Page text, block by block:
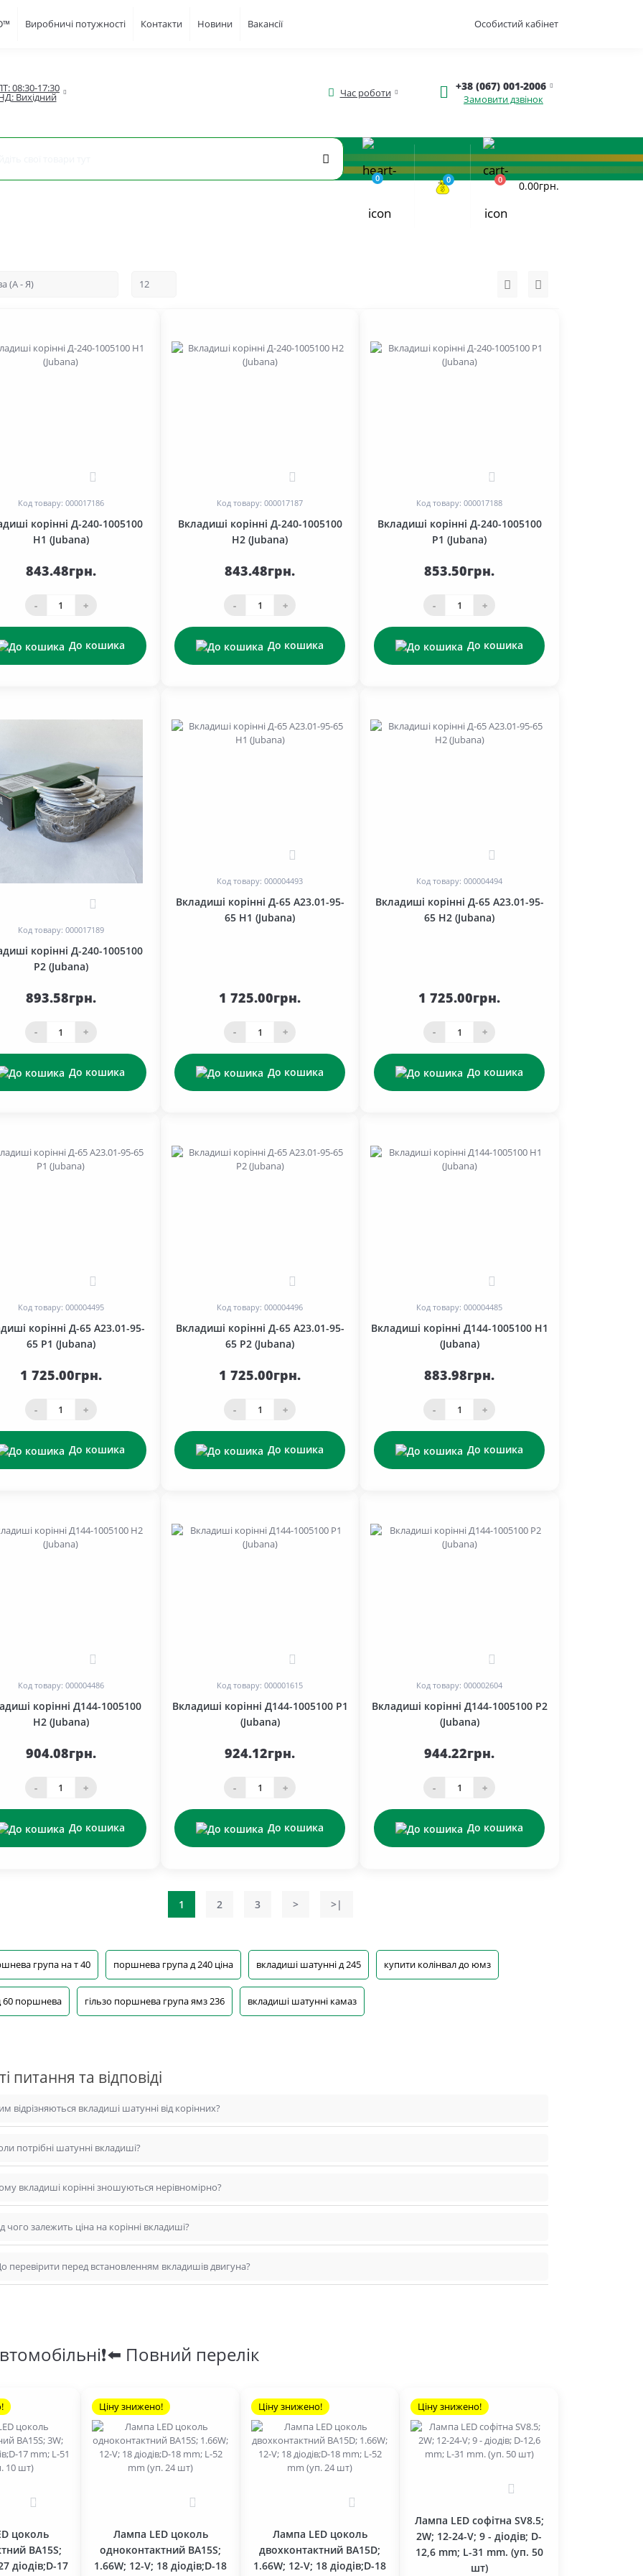
Виробничі потужності Контакти Новини Вакансії Особистий кабінет
08:30-17:30
Вихідний Час роботи +38 (067) 001-2006
Замовити дзвінок
0 0 0 0.00грн.
Код товару: 000017186
корінні Д-240-1005100
Н1 (Jubana)
843.48грн.
- +
До кошика
Код товару: 000017187
Вкладиші корінні Д-240-1005100
Н2 (Jubana)
843.48грн.
- +
До кошика
Код товару: 000017188
Вкладиші корінні Д-240-1005100
Р1 (Jubana)
853.50грн.
- +
До кошика
0
Код товару: 000017189
корінні Д-240-1005100
Р2 (Jubana)
893.58грн.
- +
До кошика
0
Код товару: 000004493
Вкладиші корінні Д-65 A23.01-95-
65 H1 (Jubana)
1 725.00грн.
- +
До кошика
0
Код товару: 000004494
Вкладиші корінні Д-65 A23.01-95-
65 H2 (Jubana)
1 725.00грн.
- +
До кошика
Код товару: 000004495
корінні Д-65 A23.01-95-
65 Р1 (Jubana)
1 725.00грн.
- +
До кошика
Код товару: 000004496
Вкладиші корінні Д-65 А23.01-95-
65 Р2 (Jubana)
1 725.00грн.
- +
До кошика
Код товару: 000004485
Вкладиші корінні Д144-1005100 Н1
(Jubana)
883.98грн.
- +
До кошика
Код товару: 000004486
корінні Д144-1005100
Н2 (Jubana)
904.08грн.
- +
До кошика
Код товару: 000001615
Вкладиші корінні Д144-1005100 Р1
(Jubana)
924.12грн.
- +
До кошика
Код товару: 000002604
Вкладиші корінні Д144-1005100 Р2
(Jubana)
944.22грн.
- +
До кошика
1 2 3 > >|
група на т 40 поршнева група д 240 ціна вкладиші шатунні д 245 купити колінвал до юмз
60 поршнева гільзо поршнева група ямз 236 вкладиші шатунні камаз
питання та відповіді
відрізняються вкладиші шатунні від корінних?
потрібні шатунні вкладиші?
вкладиші корінні зношуються нерівномірно?
чого залежить ціна на корінні вкладиші?
перевірити перед встановленням вкладишів двигуна?
Повний перелік
цоколь
BA15S;
діодів;D-17
Ціну знижено!
Лампа LED цоколь
одноконтактний BA15S;
1.66W; 12-V; 18 діодів;D-18
Ціну знижено!
Лампа LED цоколь
двохконтактний BA15D;
1.66W; 12-V; 18 діодів;D-18
Ціну знижено!
Лампа LED софітна SV8.5;
2W; 12-24-V; 9 - діодів; D-
12,6 mm; L-31 mm. (уп. 50
шт)